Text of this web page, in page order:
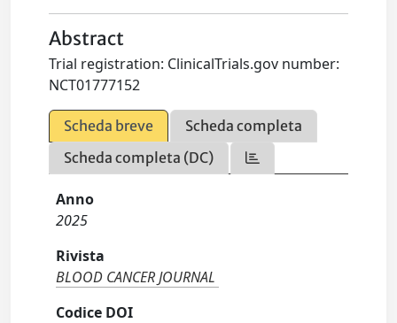
Abstract
Trial registration: ClinicalTrials.gov number:
NCT01777152
Scheda breve
Scheda completa
Scheda completa (DC)
Anno
2025
Rivista
BLOOD CANCER JOURNAL
Codice DOI